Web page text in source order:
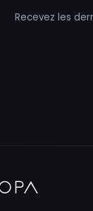
Recevez les